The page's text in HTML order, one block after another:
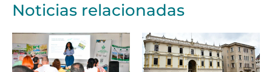
Noticias relacionadas